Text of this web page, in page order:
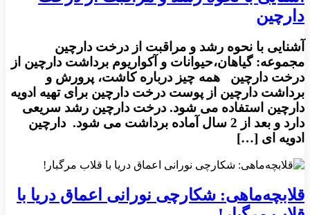
دارچین
آشنایی با نحوه رشد و مراقبت از درخت دارچین
مجموعه: گیاهان،حیوانات و آکواریوم برداشت دارچین از
درخت دارچین همه چیز درباره کاشت، پرورش و
برداشت دارچین از پوست درخت دارچین برای تهیه ادویه
دارچین استفاده می شود. درخت دارچین رشد سریعی
دارد و بعد از 2 سال آماده برداشت می شود. دارچین
ادویه ای […]
قلابچه‌ماهی: شکارچی نورانی اعماق دریا با